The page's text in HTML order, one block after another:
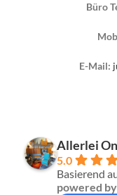
Büro
E-Mail:
Allerlei
5.0
Basierend
powered by